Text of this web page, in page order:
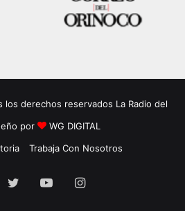
derechos reservados La Radio del
por
WG DIGITAL
Trabaja Con Nosotros
TwitterYouTubeInstagram